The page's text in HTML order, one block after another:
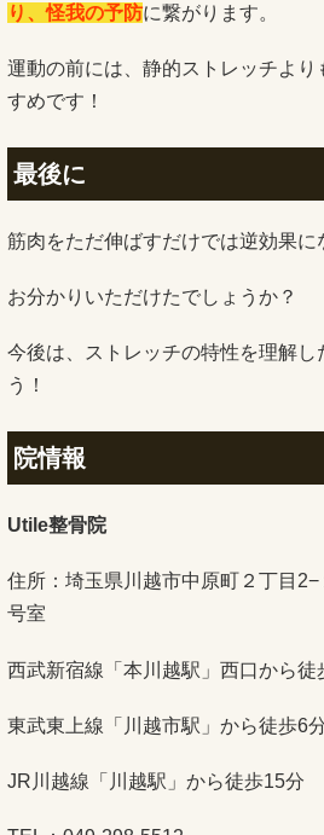
り、怪我の予防に繋がります。
運動の前には、静的ストレッチよ
すめです！
最後に
筋肉をただ伸ばすだけでは逆効果に
お分かりいただけたでしょうか？
今後は、ストレッチの特性を理解し
う！
院情報
Utile整骨院
住所：埼玉県川越市中原町２丁目
号室
西武新宿線「本川越駅」西口から
東武東上線「川越市駅」から徒歩6
JR川越線「川越駅」から徒歩15分